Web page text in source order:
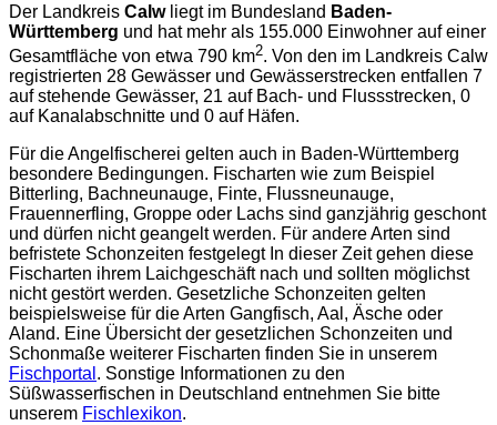
Der Landkreis Calwliegt im Bundesland Baden-
Württemberg und hat mehr als 155.000 Einwohner auf einer
Gesamtfläche von etwa 790 km2. Von den im Landkreis Calw
registrierten 28 Gewässer und Gewässerstrecken entfallen 7
auf stehende Gewässer, 21 auf Bach- und Flussstrecken, 0
auf Kanalabschnitte und 0 auf Häfen.
Für die Angelfischerei gelten auch in Baden-Württemberg
besondere Bedingungen. Fischarten wie zum Beispiel
Bitterling, Bachneunauge, Finte, Flussneunauge,
Frauennerfling, Groppe oder Lachs sind ganzjährig geschont
und dürfen nicht geangelt werden. Für andere Arten sind
befristete Schonzeiten festgelegt In dieser Zeit gehen diese
Fischarten ihrem Laichgeschäft nach und sollten möglichst
nicht gestört werden. Gesetzliche Schonzeiten gelten
beispielsweise für die Arten Gangfisch, Aal, Äsche oder
Aland. Eine Übersicht der gesetzlichen Schonzeiten und
Schonmaße weiterer Fischarten finden Sie in unserem
Fischportal . Sonstige Informationen zu den
Süßwasserfischen in Deutschland entnehmen Sie bitte
unserem Fischlexikon.